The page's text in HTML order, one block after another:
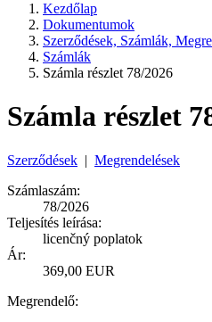
Kezdőlap
Dokumentumok
Szerződések, Számlák,
Számlák
Számla részlet 78/2026
Számla részlet
Szerződések | Megrendelések
Számlaszám:
78/2026
Teljesítés leírása:
licenčný poplatok
Ár:
369,00 EUR
Megrendelő: